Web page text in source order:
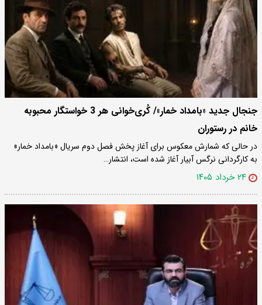
جنجال جدید «بامداد خمار»/ کُری‌خوانی هر 3 خواستگار محبوبه
خانم در رستوران
در حالی که شمارش معکوس برای آغاز پخش فصل دوم سریال «بامداد خمار»
به کارگردانی نرگس آبیار آغاز شده است، انتشار…
۲۴ خرداد ۱۴۰۵